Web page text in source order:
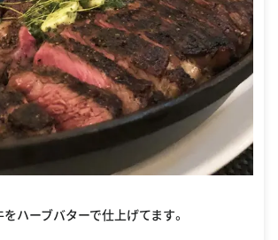
ハーブバターで仕上げてます。